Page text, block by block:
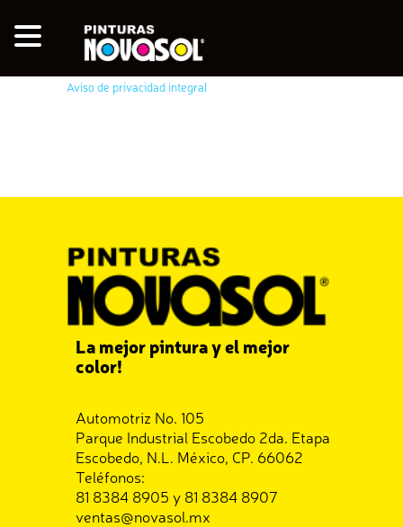
Aviso de privacidad integral
La mejor pintura y el mejor
color!
Automotriz No. 105
Parque Industrial Escobedo 2da. Etapa
Escobedo, N.L. México, CP. 66062
Teléfonos:
81 8384 8905 y 81 8384 8907
ventas@novasol.mx